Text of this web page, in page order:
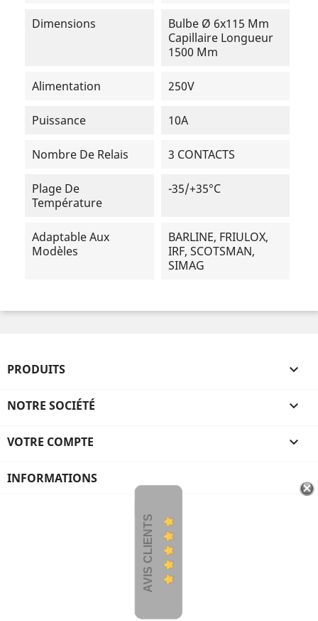
Dimensions
Bulbe Ø 6x115 Mm
Capillaire Longueur
1500 Mm
Alimentation 250V
Puissance 10A
Nombre De Relais 3 CONTACTS
Plage De
Température
-35/+35°C
Adaptable Aux
Modèles
BARLINE, FRIULOX,
IRF, SCOTSMAN,
SIMAG
PRODUITS 
NOTRE SOCIÉTÉ 
VOTRE COMPTE 
INFORMATIONS
AVIS CLIENTS